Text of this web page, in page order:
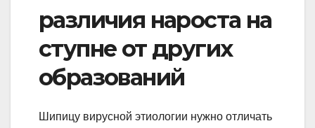
различия нароста на
ступне от других
образований
Шипицу вирусной этиологии нужно отличать